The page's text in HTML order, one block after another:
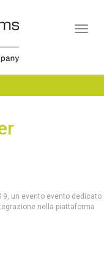
un evento evento dedicato
nella piattaforma